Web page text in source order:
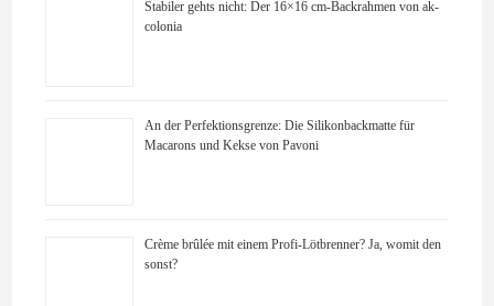
Stabiler gehts nicht: Der 16×16 cm-Backrahmen von ak-
colonia
An der Perfektionsgrenze: Die Silikonbackmatte für
Macarons und Kekse von Pavoni
Crème brûlée mit einem Profi-Lötbrenner? Ja, womit den
sonst?